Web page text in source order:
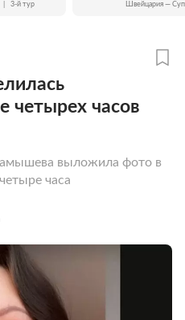
3-й тур Швейцария —
четырех часов
выложила фото в
часа